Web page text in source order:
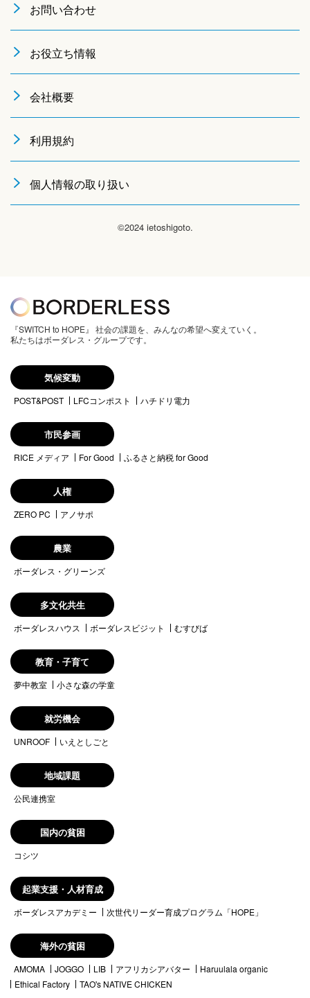
お問い合わせ
お役立ち情報
会社概要
利用規約
個人情報の取り扱い
©2024 ietoshigoto.
『SWITCH to HOPE』 社会の課題を、みんなの希望へ変えていく。
私たちはボーダレス・グループです。
気候変動
POST&POST LFCコンポスト ハチドリ電力
市民参画
RICE メディア For Good ふるさと納税 for Good
人権
ZERO PC アノサポ
農業
ボーダレス・グリーンズ
多文化共生
ボーダレスハウス ボーダレスビジット むすびば
教育・子育て
夢中教室 小さな森の学童
就労機会
UNROOF いえとしごと
地域課題
公民連携室
国内の貧困
コシツ
起業支援・人材育成
ボーダレスアカデミー 次世代リーダー育成プログラム「HOPE」
海外の貧困
AMOMA JOGGO LIB アフリカシアバター
Haruulala organic
Ethical Factory
TAO's NATIVE CHICKEN